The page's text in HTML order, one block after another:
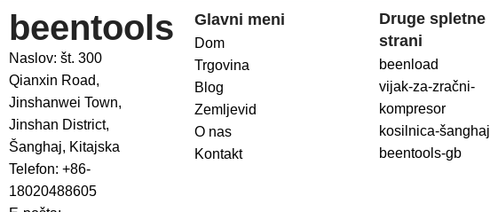
beentools
Naslov: št. 300
Qianxin Road,
Jinshanwei Town,
Jinshan District,
Šanghaj, Kitajska
Telefon: +86-
18020488605
Glavni meni
Dom
Trgovina
Blog
Zemljevid
O nas
Kontakt
Druge spletne
strani
beenload
vijak-za-zračni-
kompresor
kosilnica-šanghaj
beentools-gb